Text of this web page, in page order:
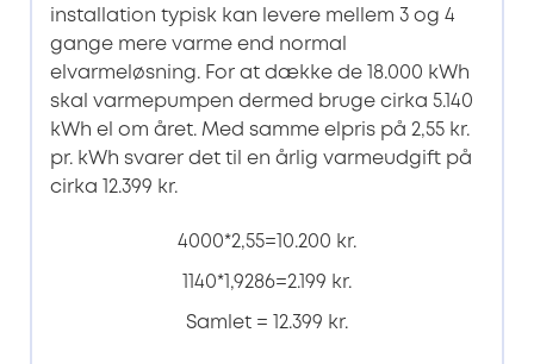
installation typisk kan levere mellem 3 og 4
gange mere varme end normal
elvarmeløsning. For at dække de 18.000 kWh
skal varmepumpen dermed bruge cirka 5.140
kWh el om året. Med samme elpris på 2,55 kr.
pr. kWh svarer det til en årlig varmeudgift på
cirka 12.399 kr.
4000*2,55=10.200 kr.
1140*1,9286=2.199 kr.
Samlet = 12.399 kr.